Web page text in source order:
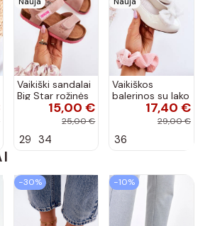
Vaikiški sandalai
Big Star rožinės
spalvos15,00 €
25,00 €
29 34
Vaikiškos
balerinos su lako
efektu ir
kaspinais baltos
17,40 €
29,00 €
36
−30% −10%